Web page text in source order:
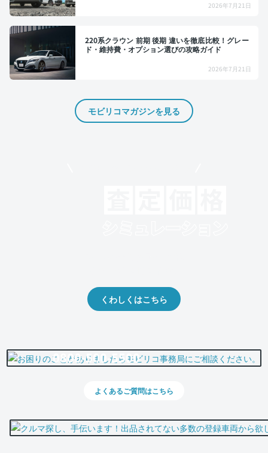
2026年7月21日
220系クラウン 前期 後期 違いを徹底比較！グレー
ド・維持費・オプション選びの攻略ガイド
2026年7月21日
モビリコマガジンを見る
くわしくはこちら
0800-500-5500
よくあるご質問はこちら